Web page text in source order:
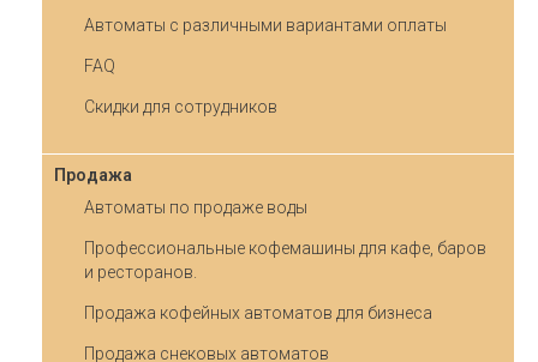
Автоматы с различными вариантами оплаты
FAQ
Скидки для сотрудников
Продажа
Автоматы по продаже воды
Профессиональные кофемашины для кафе, баров
и ресторанов.
Продажа кофейных автоматов для бизнеса
Продажа снековых автоматов